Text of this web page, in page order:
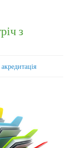
з
акредитація